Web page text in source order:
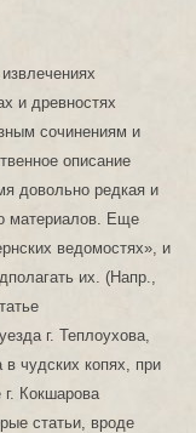
и древностях
сочинениям и
описание
довольно редкая и
материалов. Еще
ведомостях», и
их. (Напр.,
г. Теплоухова,
чудских копях, при
г. Кокшарова
статьи, вроде